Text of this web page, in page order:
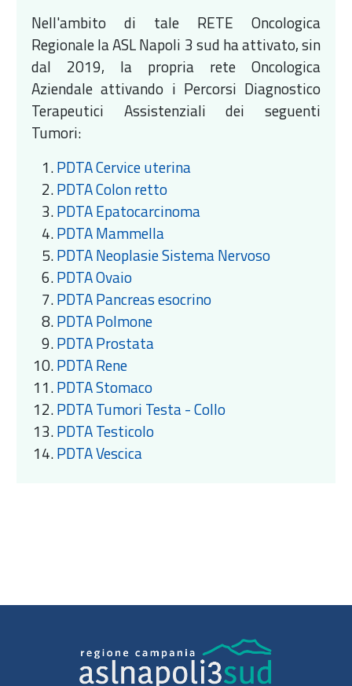
Nell'ambito di tale RETE Oncologica
Regionale la ASL Napoli 3 sud ha attivato, sin
dal 2019, la propria rete Oncologica
Aziendale attivando i Percorsi Diagnostico
Terapeutici Assistenziali dei seguenti
Tumori:
PDTA Cervice uterina
PDTA Colon retto
PDTA Epatocarcinoma
PDTA Mammella
PDTA Neoplasie Sistema Nervoso
PDTA Ovaio
PDTA Pancreas esocrino
PDTA Polmone
PDTA Prostata
PDTA Rene
PDTA Stomaco
PDTA Tumori Testa - Collo
PDTA Testicolo
PDTA Vescica